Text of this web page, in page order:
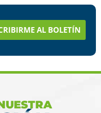
tiempo
AL BOLETÍN